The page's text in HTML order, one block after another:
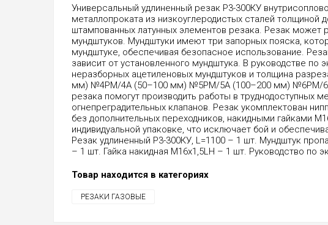
Универсальный удлиненный резак Р3-300КУ
металлопроката из низкоуглеродистых сталей
штампованных латунных элементов резака. Резак может
мундштуков. Мундштуки имеют три запорных пояска,
мундштуке, обеспечивая безопасное использование.
зависит от установленного мундштука. В руководстве
неразборных ацетиленовых мундштуков и толщина
мм) №4PM/4А (50–100 мм) №5PM/5А (100–200 мм) №6PM/6А
резака помогут производить работы в труднодоступных
огнепреградительных клапанов. Резак укомплектован
без дополнительных переходников, накидными гайками
индивидуальной упаковке, что исключает бой и
Резак удлиненный Р3-300КУ, L=1100 – 1 шт. Мундштук
– 1 шт. Гайка накидная M16х1,5LH – 1 шт. Руководство по
Товар находится в категориях
РЕЗАКИ ГАЗОВЫЕ